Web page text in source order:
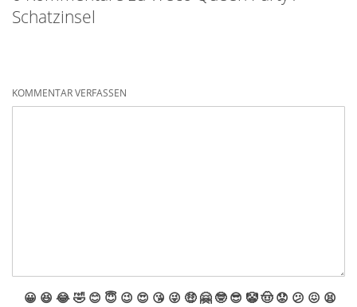
Schatzinsel
KOMMENTAR VERFASSEN
😀 😆 😂🤣 😊 😇 😉 😍 😘 😜 🤑 🤗 🤓 😎 🤡🤠 😟 😕 😖 😫